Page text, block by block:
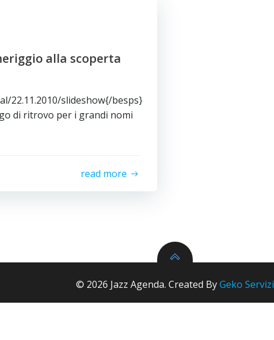
alla scoperta
22.11.2010/slideshow{/besps}
di ritrovo per i grandi nomi
read more
© 2026 Jazz Agenda. Created ByGeko Servizi